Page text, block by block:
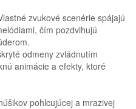
zvukové scenérie spájajú
čím pozdvihujú
odmeny zvládnutím
animácie a efekty, ktoré
pohlcujúcej a mrazivej